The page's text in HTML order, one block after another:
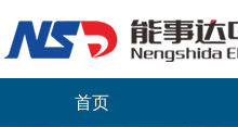
首页